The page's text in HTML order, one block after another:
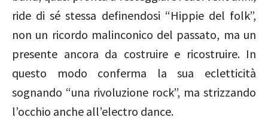
ride di sé stessa definendosi “Hippie del folk”,
non un ricordo malinconico del passato, ma un
presente ancora da costruire e ricostruire. In
questo modo conferma la sua ecletticità
sognando “una rivoluzione rock”, ma strizzando
l’occhio anche all’electro dance.